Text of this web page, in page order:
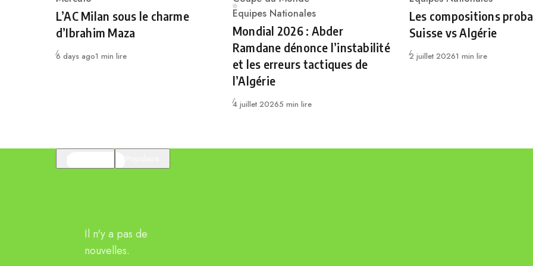
Category
L’AC Milan sous le charme
d’Ibrahim Maza
Publié
6 days ago1 min lire
Category
Equipes Nationales
Mondial 2026 : Abder
Ramdane dénonce l’instabilité
et les erreurs tactiques de
l’Algérie
Publié
4 juillet 20265 min lire
Category
Les compositions
Suisse vs Algérie
Publié
2 juillet 20261 min lire
Il n'y a pas de
nouvelles.